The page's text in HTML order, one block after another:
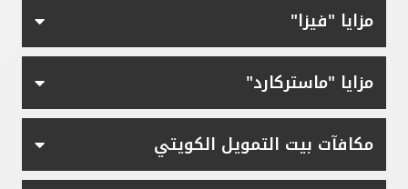
مزايا "فيزا"
مزايا "ماستركارد"
مكافآت بيت التمويل الكويتي